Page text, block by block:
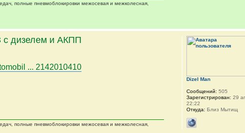
полные пневмоблокировки межосевая и межколесная,
с дизелем и АКПП
... 2142010410
полные пневмоблокировки межосевая и межколесная,
Dizel Man
Сообщений: 505
Зарегистрирован: 29
22:22
Откуда: Близ Мытищ